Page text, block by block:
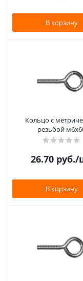
В корзину
Кольцо с
резьбой
26.70руб./
В корзину